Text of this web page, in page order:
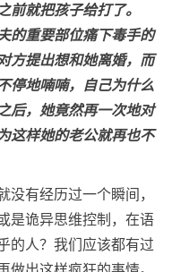
前就把孩子给打了。
的重要部位痛下毒手的
方提出想和她离婚，而
停地喃喃，自己为什么
后，她竟然再一次地对
这样她的老公就再也不
有经历过一个瞬间，
是诡异思维控制，在语
的人？我们应该都有过